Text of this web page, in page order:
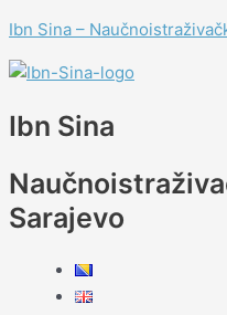
to
content
Ibn Sina –
Ibn Sina
Sarajevo